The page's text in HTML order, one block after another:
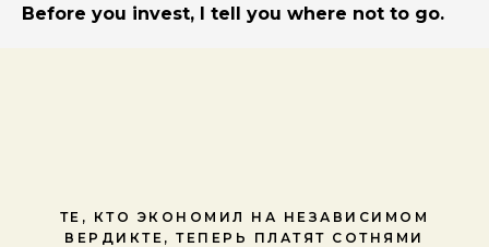
Before you invest, I tell you where not to go.
ТЕ, КТО ЭКОНОМИЛ НА НЕЗАВИСИМОМ
ВЕРДИКТЕ, ТЕПЕРЬ ПЛАТЯТ СОТНЯМИ